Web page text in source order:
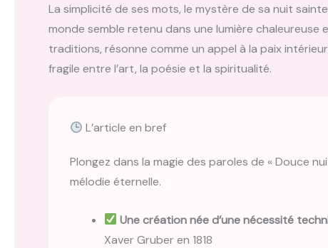
La simplicité de ses mots, le mystère de sa nuit
monde semble retenu dans une lumière
traditions, résonne comme un appel à la paix
fragile entre l’art, la poésie et la spiritualité.
L’article en bref
Plongez dans la magie des paroles de « Douce
mélodie éternelle.
Une création née d’une nécessité
Xaver Gruber en 1818